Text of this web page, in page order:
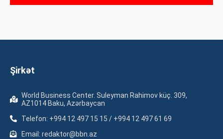
Şirkət
World Business Center. Suleyman Rahimov küç. 309,
AZ1014 Baku, Azərbaycan
Telefon: +994 12 497 15 15 / +994 12 497 61 69
Email: redaktor@bbn.az